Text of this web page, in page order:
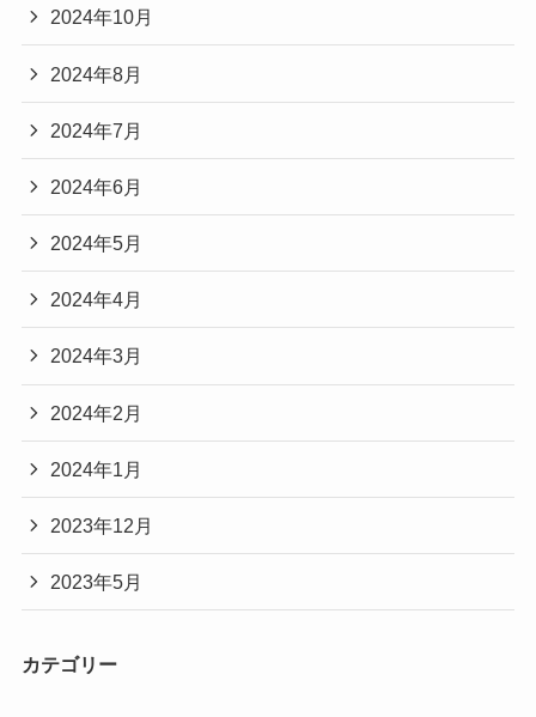
2024年10月
2024年8月
2024年7月
2024年6月
2024年5月
2024年4月
2024年3月
2024年2月
2024年1月
2023年12月
2023年5月
カテゴリー